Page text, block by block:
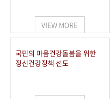
VIEW MORE
국민의 마음건강돌봄을 위한
정신건강정책 선도